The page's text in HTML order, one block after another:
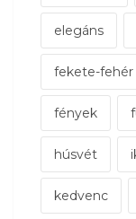
elegáns
fekete-fehér
fények
húsvét
kedvenc